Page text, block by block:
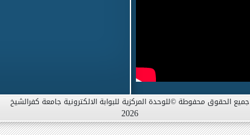
جميع الحقوق محفوطة ©للوحدة المركزية للبوابة الالكترونية جامعة كفرالشيخ
2026